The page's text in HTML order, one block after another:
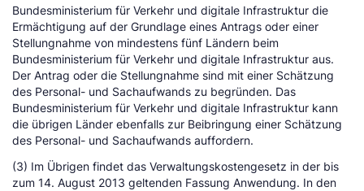
Bundesministerium für Verkehr und digitale Infrastruktur die
Ermächtigung auf der Grundlage eines Antrags oder einer
Stellungnahme von mindestens fünf Ländern beim
Bundesministerium für Verkehr und digitale Infrastruktur aus.
Der Antrag oder die Stellungnahme sind mit einer Schätzung
des Personal- und Sachaufwands zu begründen. Das
Bundesministerium für Verkehr und digitale Infrastruktur kann
die übrigen Länder ebenfalls zur Beibringung einer Schätzung
des Personal- und Sachaufwands auffordern.
(3) Im Übrigen findet das Verwaltungskostengesetz in der bis
zum 14. August 2013 geltenden Fassung Anwendung. In den